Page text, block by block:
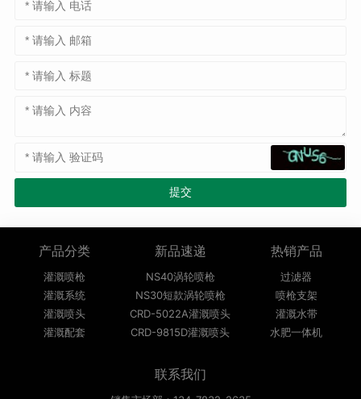
产品分类
灌溉喷枪
灌溉系统
灌溉喷头
灌溉配套
新品速递
NS40涡轮喷枪
NS30短款涡轮喷枪
CRD-5022A灌溉喷头
CRD-9815D灌溉喷头
热销产品
过滤器
喷枪支架
灌溉水带
水肥一体机
联系我们